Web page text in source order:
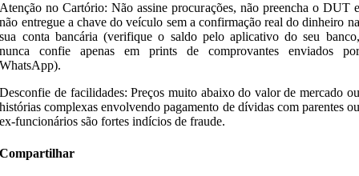
Atenção no Cartório: Não assine procurações, não preencha o DUT e
não entregue a chave do veículo sem a confirmação real do dinheiro na
sua conta bancária (verifique o saldo pelo aplicativo do seu banco,
nunca confie apenas em prints de comprovantes enviados por
WhatsApp).
​Desconfie de facilidades: Preços muito abaixo do valor de mercado ou
histórias complexas envolvendo pagamento de dívidas com parentes ou
ex-funcionários são fortes indícios de fraude.
Compartilhar